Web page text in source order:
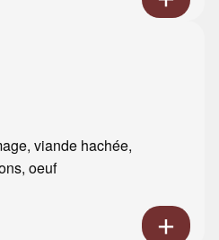
viande hachée,
oeuf